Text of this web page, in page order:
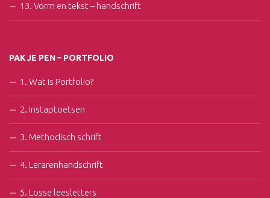
13. Vorm en tekst – handschrift
PAK JE PEN – PORTFOLIO
1. Wat is Portfolio?
2. Instaptoetsen
3. Methodisch schrift
4. Lerarenhandschrift
5. Losse leesletters